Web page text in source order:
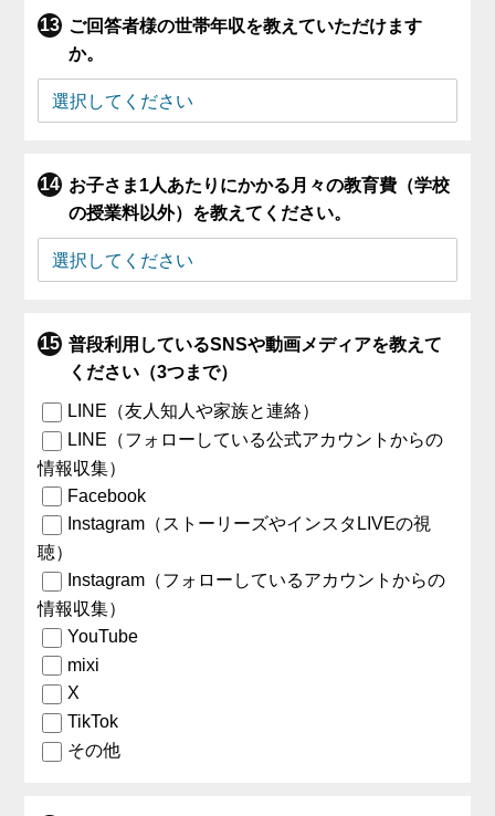
ご回答者様の世帯年収を教えていただけます
か。
お子さま1人あたりにかかる月々の教育費（学校
の授業料以外）を教えてください。
普段利用しているSNSや動画メディアを教えて
ください（3つまで）
LINE（友人知人や家族と連絡）
LINE（フォローしている公式アカウントからの
情報収集）
Facebook
Instagram（ストーリーズやインスタLIVEの視
聴）
Instagram（フォローしているアカウントからの
情報収集）
YouTube
mixi
X
TikTok
その他